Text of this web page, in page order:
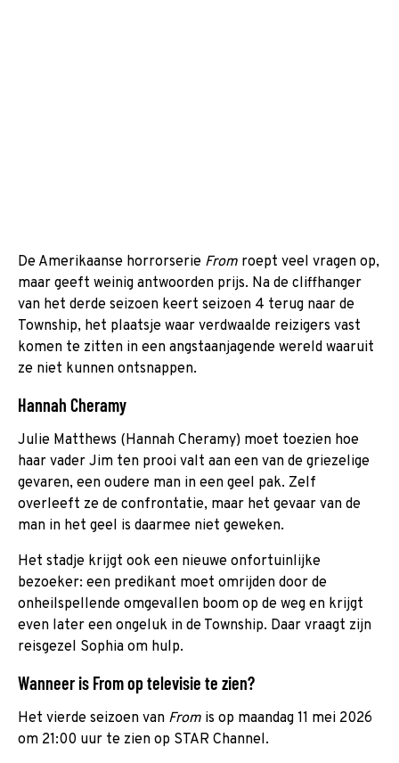
De Amerikaanse horrorserie From roept veel vragen op,
maar geeft weinig antwoorden prijs. Na de cliffhanger
van het derde seizoen keert seizoen 4 terug naar de
Township, het plaatsje waar verdwaalde reizigers vast
komen te zitten in een angstaanjagende wereld waaruit
ze niet kunnen ontsnappen.
Hannah Cheramy
Julie Matthews (Hannah Cheramy) moet toezien hoe
haar vader Jim ten prooi valt aan een van de griezelige
gevaren, een oudere man in een geel pak. Zelf
overleeft ze de confrontatie, maar het gevaar van de
man in het geel is daarmee niet geweken.
Het stadje krijgt ook een nieuwe onfortuinlijke
bezoeker: een predikant moet omrijden door de
onheilspellende omgevallen boom op de weg en krijgt
even later een ongeluk in de Township. Daar vraagt zijn
reisgezel Sophia om hulp.
Wanneer is From op televisie te zien?
Het vierde seizoen van From is op maandag 11 mei 2026
om 21:00 uur te zien op STAR Channel.